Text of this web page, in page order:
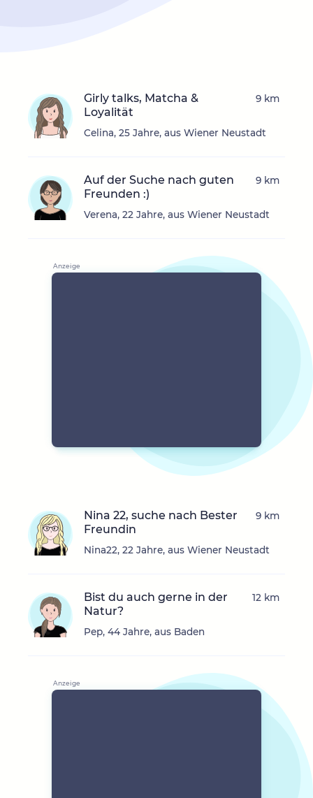
Girly talks, Matcha &
Loyalität
Celina, 25 Jahre, aus Wiener Neustadt
9 km
Auf der Suche nach guten
Freunden :)
Verena, 22 Jahre, aus Wiener Neustadt
9 km
Nina 22, suche nach Bester
Freundin
Nina22, 22 Jahre, aus Wiener Neustadt
9 km
Bist du auch gerne in der
Natur?
Pep, 44 Jahre, aus Baden
12 km